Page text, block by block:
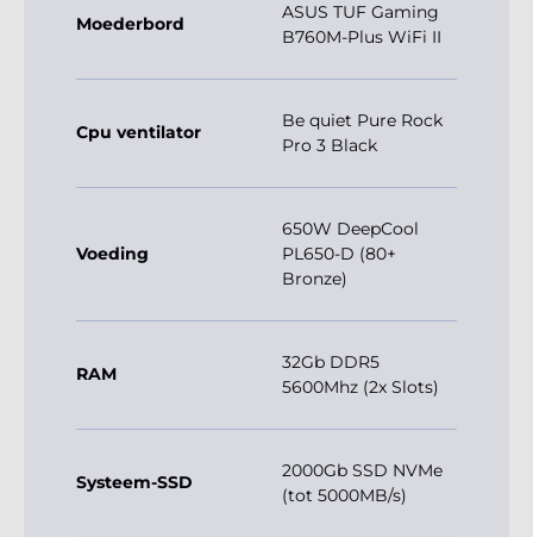
Moederbord
ASUS TUF Gaming
B760M-Plus WiFi II
Cpu ventilator
Be quiet Pure Rock
Pro 3 Black
Voeding
650W DeepCool
PL650-D (80+
Bronze)
RAM
32Gb DDR5
5600Mhz (2x Slots)
Systeem-SSD
2000Gb SSD NVMe
(tot 5000MB/s)